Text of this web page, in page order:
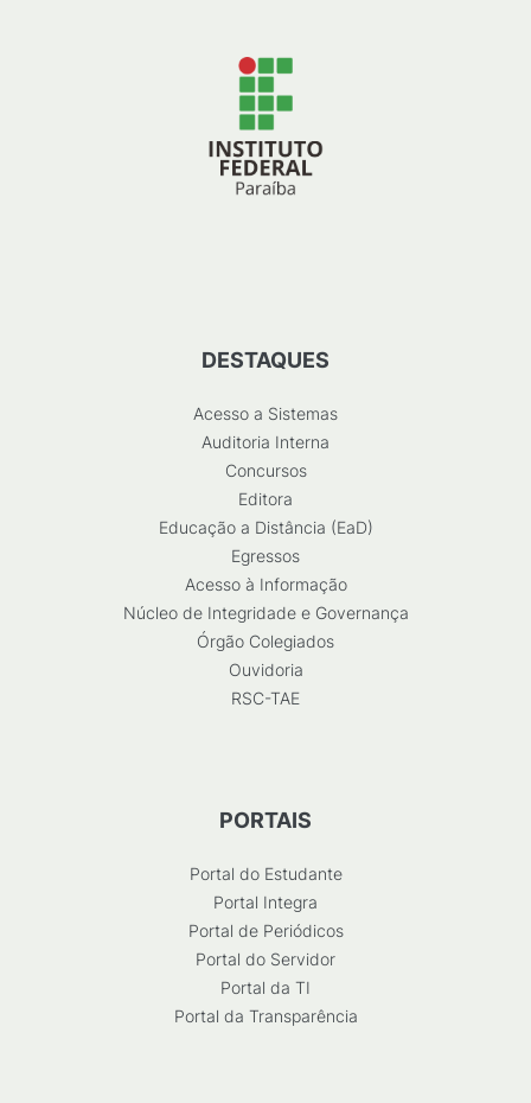
DESTAQUES
Acesso a Sistemas
Auditoria Interna
Concursos
Editora
Educação a Distância (EaD)
Egressos
Acesso à Informação
Núcleo de Integridade e Governança
Órgão Colegiados
Ouvidoria
RSC-TAE
PORTAIS
Portal do Estudante
Portal Integra
Portal de Periódicos
Portal do Servidor
Portal da TI
Portal da Transparência